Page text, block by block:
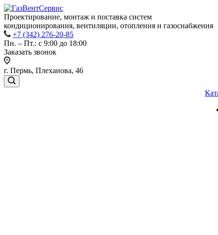
Проектирование, монтаж и поставка систем
кондиционирования, вентиляции, отопления и газоснабжения
+7 (342) 276-20-85
Пн. – Пт.: с 9:00 до 18:00
Заказать звонок
г. Пермь, Плеханова, 46